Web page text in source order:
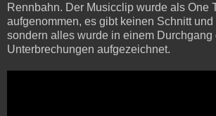
Rennbahn. Der Musicclip wurde als One
aufgenommen, es gibt keinen Schnitt
sondern alles wurde in einem Durchgang
Unterbrechungen aufgezeichnet.